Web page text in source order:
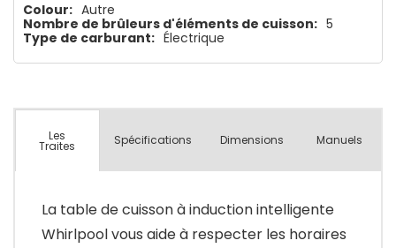
Colour: Autre
Nombre de brûleurs d'éléments de cuisson: 5
Type de carburant: Électrique
Les
Traites Spécifications Dimensions Manuels
La table de cuisson à induction intelligente
Whirlpool vous aide à respecter les horaires